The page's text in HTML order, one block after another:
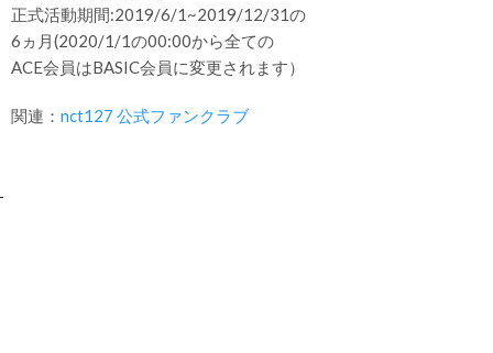
正式活動期間:2019/6/1~2019/12/31の
6ヵ月(2020/1/1の00:00から全ての
ACE会員はBASIC会員に変更されます）
関連： nct127 公式ファンクラブ